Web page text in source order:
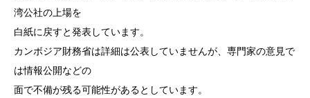
湾公社の上場を
白紙に戻すと発表しています。
カンボジア財務省は詳細は公表していませんが、専門家の意見で
は情報公開などの
面で不備が残る可能性があるとしています。